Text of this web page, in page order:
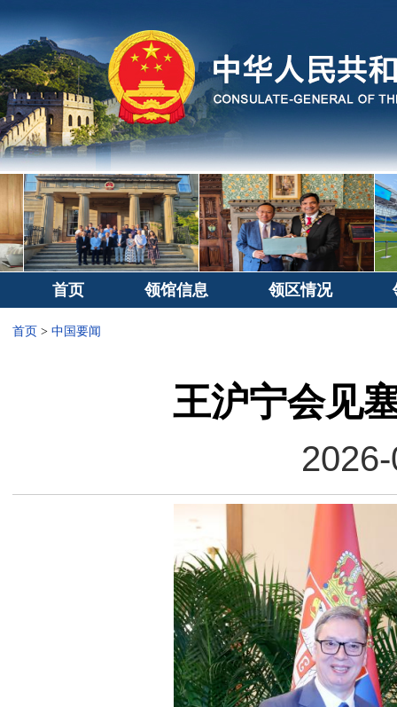
首页 领馆信息 领区情况
首页 > 中国要闻
王沪宁会见